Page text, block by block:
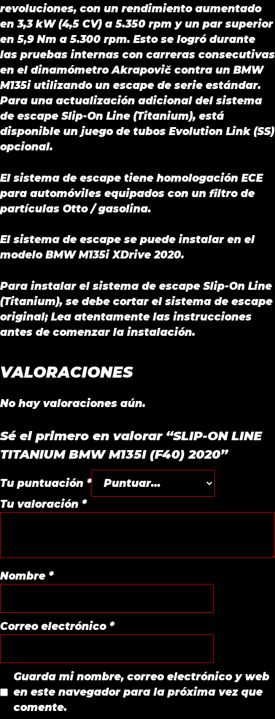
revoluciones, con un rendimiento aumentado
en 3,3 kW (4,5 CV) a 5.350 rpm y un par superior
en 5,9 Nm a 5.300 rpm. Esto se logró durante
las pruebas internas con carreras consecutivas
en el dinamómetro Akrapovič contra un BMW
M135i utilizando un escape de serie estándar.
Para una actualización adicional del sistema
de escape Slip-On Line (Titanium), está
disponible un juego de tubos Evolution Link (SS)
opcional.
El sistema de escape tiene homologación ECE
para automóviles equipados con un filtro de
partículas Otto / gasolina.
El sistema de escape se puede instalar en el
modelo BMW M135i XDrive 2020.
Para instalar el sistema de escape Slip-On Line
(Titanium), se debe cortar el sistema de escape
original; Lea atentamente las instrucciones
antes de comenzar la instalación.
VALORACIONES
No hay valoraciones aún.
Sé el primero en valorar “SLIP-ON LINE
TITANIUM BMW M135I (F40) 2020”
Tu puntuación *
Tu valoración *
Nombre *
Correo electrónico *
Guarda mi nombre, correo electrónico y web
en este navegador para la próxima vez que
comente.